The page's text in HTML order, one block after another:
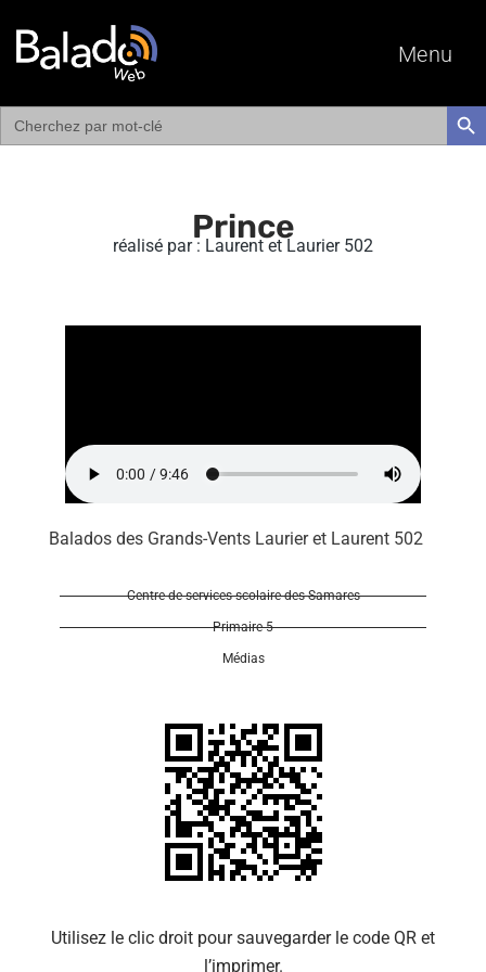
Menu
Search
for:
Prince
réalisé par : Laurent et Laurier 502
Balados des Grands-Vents Laurier et Laurent 502
Centre de services scolaire des Samares
Primaire 5
Médias
Utilisez le clic droit pour sauvegarder le code QR et
l’imprimer.